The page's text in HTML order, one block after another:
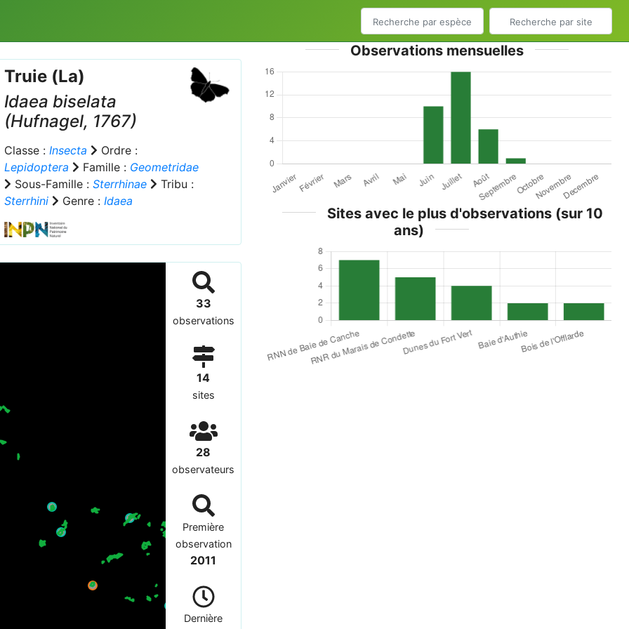
Truie (La)
Idaea biselata
(Hufnagel, 1767)
Classe : Insecta
Ordre :
Lepidoptera
Famille : Geometridae
Sous-Famille : Sterrhinae
Tribu :
Sterrhini
Genre : Idaea
33
observations
14
sites
28
observateurs
Première
observation
2011
Dernière
Observations mensuelles
Sites avec le plus d'observations (sur 10
ans)